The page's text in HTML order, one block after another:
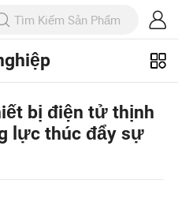
bị điện tử thịnh
lực thúc đẩy sự